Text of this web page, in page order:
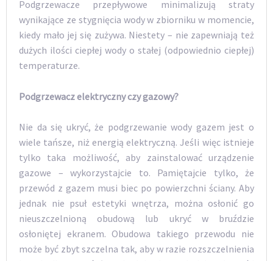
Podgrzewacze przepływowe minimalizują straty
wynikające ze stygnięcia wody w zbiorniku w momencie,
kiedy mało jej się zużywa. Niestety – nie zapewniają też
dużych ilości ciepłej wody o stałej (odpowiednio ciepłej)
temperaturze.
Podgrzewacz elektryczny czy gazowy?
Nie da się ukryć, że podgrzewanie wody gazem jest o
wiele tańsze, niż energią elektryczną. Jeśli więc istnieje
tylko taka możliwość, aby zainstalować urządzenie
gazowe – wykorzystajcie to. Pamiętajcie tylko, że
przewód z gazem musi biec po powierzchni ściany. Aby
jednak nie psuł estetyki wnętrza, można osłonić go
nieuszczelnioną obudową lub ukryć w bruździe
osłoniętej ekranem. Obudowa takiego przewodu nie
może być zbyt szczelna tak, aby w razie rozszczelnienia